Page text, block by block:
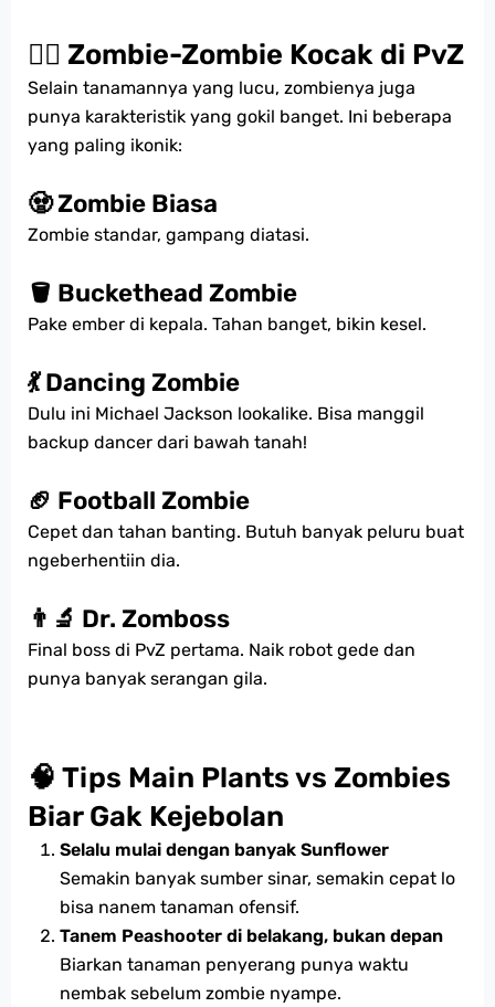
🧟‍♂️ Zombie-Zombie Kocak di PvZ
Selain tanamannya yang lucu, zombienya juga
punya karakteristik yang gokil banget. Ini beberapa
yang paling ikonik:
🧟 Zombie Biasa
Zombie standar, gampang diatasi.
🪣 Buckethead Zombie
Pake ember di kepala. Tahan banget, bikin kesel.
💃 Dancing Zombie
Dulu ini Michael Jackson lookalike. Bisa manggil
backup dancer dari bawah tanah!
🏈 Football Zombie
Cepet dan tahan banting. Butuh banyak peluru buat
ngeberhentiin dia.
👨‍🔬 Dr. Zomboss
Final boss di PvZ pertama. Naik robot gede dan
punya banyak serangan gila.
🧠 Tips Main Plants vs Zombies
Biar Gak Kejebolan
Selalu mulai dengan banyak Sunflower
Semakin banyak sumber sinar, semakin cepat lo
bisa nanem tanaman ofensif.
Tanem Peashooter di belakang, bukan depan
Biarkan tanaman penyerang punya waktu
nembak sebelum zombie nyampe.